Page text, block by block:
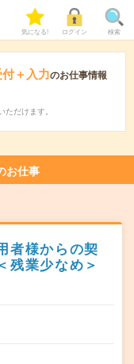
気になる! ログイン 検索
＋入力のお仕事情報
ただけます。
お仕事
者様からの契
残業少なめ＞